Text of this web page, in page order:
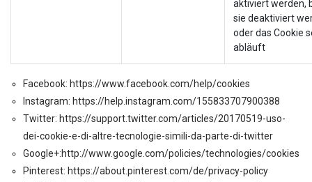
aktiviert werden,
sie deaktiviert
oder das Cookie
abläuft
Facebook: https://www.facebook.com/help/cookies
Instagram: https://help.instagram.com/155833707900388
Twitter: https://support.twitter.com/articles/20170519-uso-
dei-cookie-e-di-altre-tecnologie-simili-da-parte-di-twitter
Google+:http://www.google.com/policies/technologies/cookies
Pinterest: https://about.pinterest.com/de/privacy-policy